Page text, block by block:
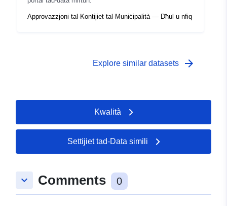
Approvazzjoni tal-Kontijiet tal-Muniċipalità — Dħul u nfiq
Explore similar datasets arrow_forward
Kwalità
Settijiet tad-Data simili
keyboard_arrow_down Comments 0